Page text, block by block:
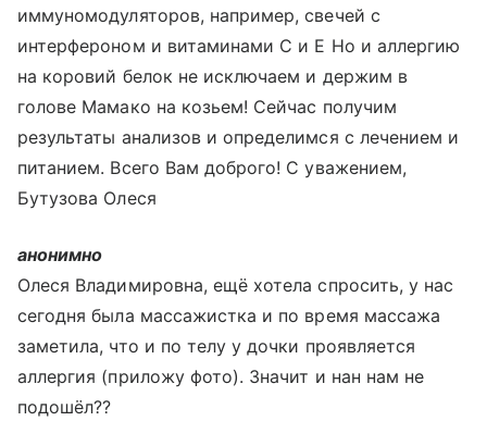
иммуномодуляторов, например, свечей с
интерфероном и витаминами С и Е Но и аллергию
на коровий белок не исключаем и держим в
голове Мамако на козьем! Сейчас получим
результаты анализов и определимся с лечением и
питанием. Всего Вам доброго! С уважением,
Бутузова Олеся
анонимно
Олеся Владимировна, ещё хотела спросить, у нас
сегодня была массажистка и по время массажа
заметила, что и по телу у дочки проявляется
аллергия (приложу фото). Значит и нан нам не
подошёл??